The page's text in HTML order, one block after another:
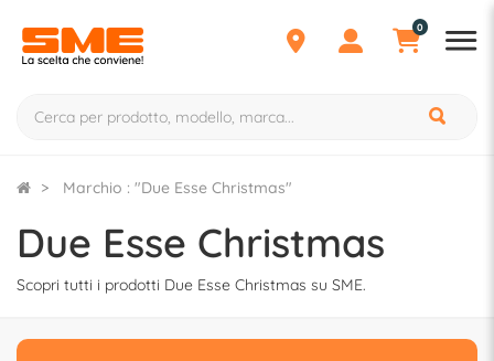
0
Marchio : "Due Esse Christmas"
Due Esse Christmas
Scopri tutti i prodotti Due Esse Christmas su SME.